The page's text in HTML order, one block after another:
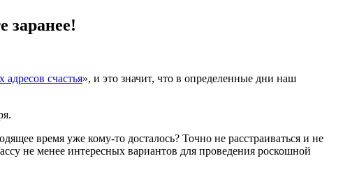
заранее!
счастья», и это значит, что в определенные дни наш
время уже кому-то досталось? Точно не расстраиваться и не
не менее интересных вариантов для проведения роскошной